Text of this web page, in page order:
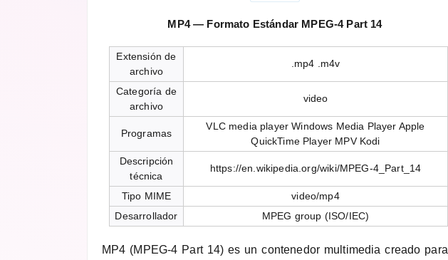
MP4 — Formato Estándar MPEG-4 Part 14
Extensión de
archivo
.mp4 .m4v
Categoría de
archivo
video
Programas
VLC media player Windows Media Player Apple
QuickTime Player MPV Kodi
Descripción
técnica
https://en.wikipedia.org/wiki/MPEG-4_Part_14
Tipo MIME
video/mp4
Desarrollador
MPEG group (ISO/IEC)
MP4 (MPEG-4 Part 14) es un contenedor multimedia creado para